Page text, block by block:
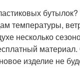
бутылок?
температуры,
несколько
изделие не